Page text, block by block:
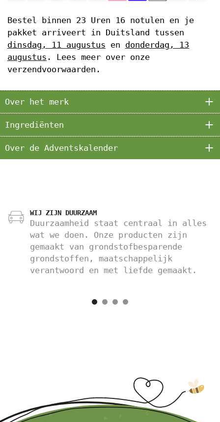
Bestel binnen 23 Uren 16 notulen en je
pakket arriveert in Duitsland tussen
dinsdag, 11 augustus en donderdag, 13
augustus . Lees meer over onze
verzendvoorwaarden.
Over het merk
Ingrediënten
Over de Adventskalender
WIJ ZIJN DUURZAAM
Duurzaamheid staat centraal in alles
wat we doen. Onze producten zijn
gemaakt van grondstofbesparende
grondstoffen, maatschappelijk
verantwoord en met liefde gemaakt.